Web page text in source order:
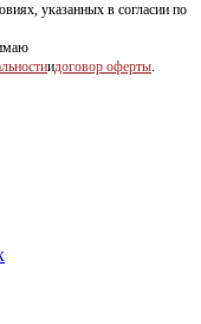
указанных в согласии по
идоговор оферты.